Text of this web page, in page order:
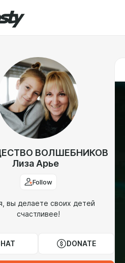
ВОЛШЕБНИКОВ
Лиза Арье
Follow
вы делаете своих детей
счастливее!
DONATE